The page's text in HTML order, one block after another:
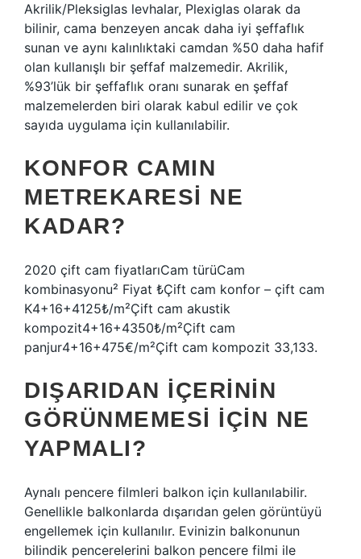
Akrilik/Pleksiglas levhalar, Plexiglas olarak da
bilinir, cama benzeyen ancak daha iyi şeffaflık
sunan ve aynı kalınlıktaki camdan %50 daha hafif
olan kullanışlı bir şeffaf malzemedir. Akrilik,
%93’lük bir şeffaflık oranı sunarak en şeffaf
malzemelerden biri olarak kabul edilir ve çok
sayıda uygulama için kullanılabilir.
KONFOR CAMIN
METREKARESI NE
KADAR?
2020 çift cam fiyatlarıCam türüCam
kombinasyonu² Fiyat ₺Çift cam konfor – çift cam
K4+16+4125₺/m²Çift cam akustik
kompozit4+16+4350₺/m²Çift cam
panjur4+16+475€/m²Çift cam kompozit 33,133.
DIŞARIDAN IÇERININ
GÖRÜNMEMESI IÇIN NE
YAPMALI?
Aynalı pencere filmleri balkon için kullanılabilir.
Genellikle balkonlarda dışarıdan gelen görüntüyü
engellemek için kullanılır. Evinizin balkonunun
bilindik pencerelerini balkon pencere filmi ile